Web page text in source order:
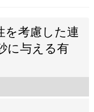
を考慮した連
に与える有